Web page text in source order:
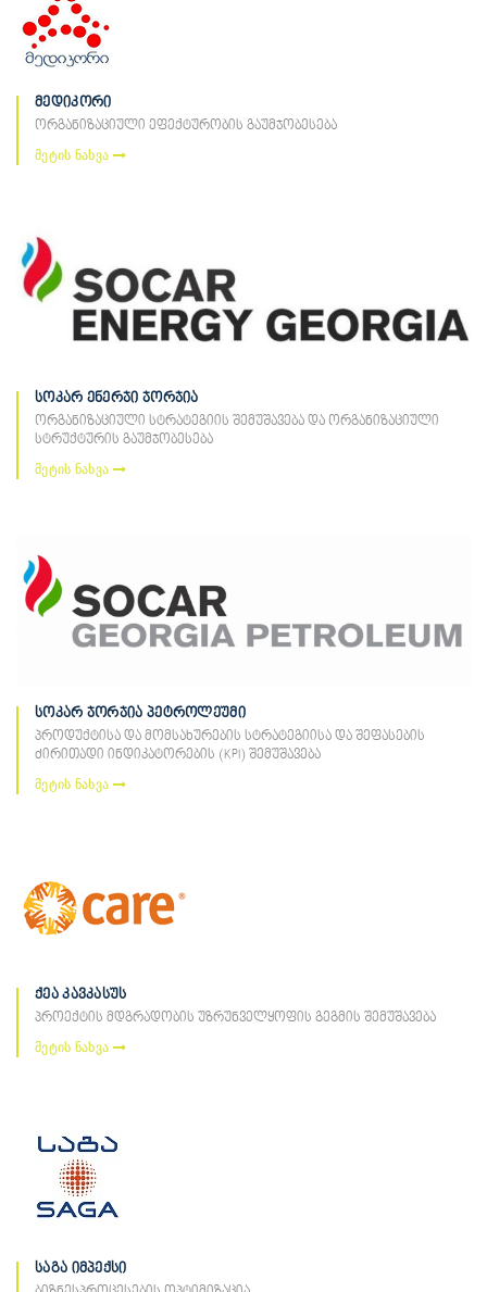
მედიკორი
ორგანიზაციული ეფექტურობის გაუმჯობესება
მეტის ნახვა
სოკარ ენერჯი ჯორჯია
ორგანიზაციული სტრატეგიის შემუშავება და ორგანიზაციული
სტრუქტურის გაუმჯობესება
მეტის ნახვა
სოკარ ჯორჯია პეტროლეუმი
პროდუქტისა და მომსახურების სტრატეგიისა და შეფასების
ძირითადი ინდიკატორების (KPI) შემუშავება
მეტის ნახვა
ქეა კავკასუს
პროექტის მდგრადობის უზრუნველყოფის გეგმის შემუშავება
მეტის ნახვა
საგა იმპექსი